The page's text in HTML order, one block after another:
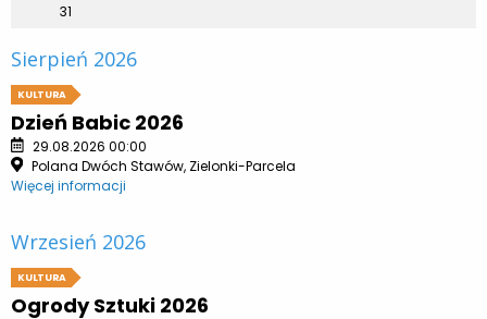
31
Sierpień 2026
KULTURA
Dzień Babic 2026
29.08.2026 00:00
Polana Dwóch Stawów, Zielonki-Parcela
Więcej informacji
Wrzesień 2026
KULTURA
Ogrody Sztuki 2026